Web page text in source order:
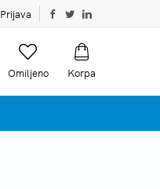
Prijava
Omiljeno Korpa